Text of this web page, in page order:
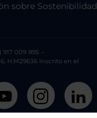
sobre Sostenibilidad
917 009 895 –
H.M29636 Inscrito en el